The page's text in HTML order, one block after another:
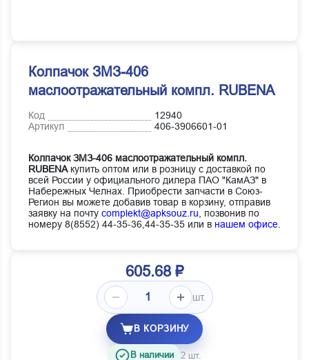
Колпачок ЗМЗ-406
маслоотражательный компл. RUBENA
Код
12940
Артикул
406-3906601-01
Колпачок ЗМЗ-406 маслоотражательный компл.
RUBENAкупить оптом или в розницу с доставкой по
всей России у официального дилера ПАО "КамАЗ" в
Набережных Челнах. Приобрести запчасти в Союз-
Регион вы можете добавив товар в корзину, отправив
заявку на почту complekt@apksouz.ru,
позвонив по
номеру 8(8552) 44-35-36,44-35-35 или в нашем офисе
605.68 ₽
шт.
В КОРЗИНУ
В наличии 2 шт.